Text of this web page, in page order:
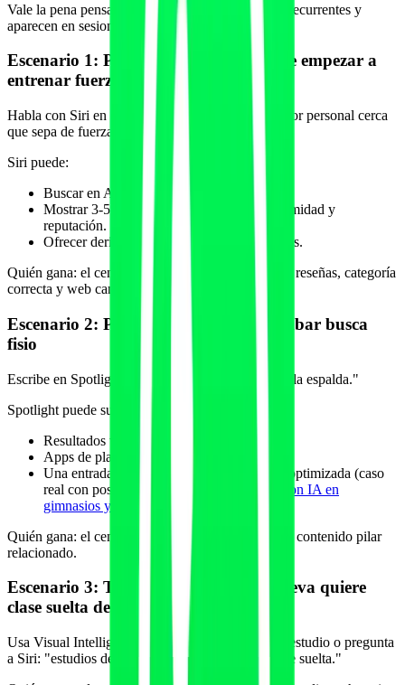
Vale la pena pensar en escenarios concretos. Son recurrentes y
aparecen en sesiones de venta y de soporte:
Escenario 1: Persona de 38 años quiere empezar a
entrenar fuerza
Habla con Siri en el coche: "Necesito un entrenador personal cerca
que sepa de fuerza."
Siri puede:
Buscar en Apple Maps por categoría.
Mostrar 3-5 resultados ordenados por proximidad y
reputación.
Ofrecer derivar a ChatGPT para más matices.
Quién gana: el centro o coach con ficha completa, reseñas, categoría
correcta y web canónica fuerte.
Escenario 2: Profesional con dolor lumbar busca
fisio
Escribe en Spotlight desde Mac: "fisioterapia rodilla espalda."
Spotlight puede sugerir:
Resultados web de centros locales.
Apps de plataformas fitness.
Una entrada de blog específica si está bien optimizada (caso
real con posts como
dolor lumbar crónico con IA en
gimnasios y fisioterapia
Quién gana: el centro con web bien estructurada y contenido pilar
relacionado.
Escenario 3: Turista en una ciudad nueva quiere
clase suelta de pilates reformer
Usa Visual Intelligence apuntando al cartel de un estudio o pregunta
a Siri: "estudios de pilates reformer cerca con clase suelta."